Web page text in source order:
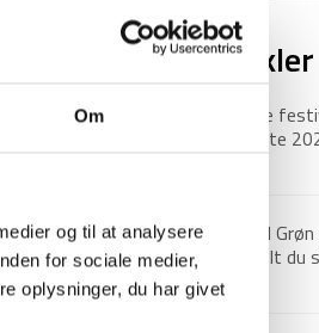
Om
og til at analysere
for sociale medier,
oplysninger, du har givet
vores test
Vandresokker test:
anskaffe dig et par
inden din næste vandretur?
Nyeste artikler
Roskilde
pakkeliste
bør have med
Guide til
2026: Alt du
inkl. pakkeliste
26. marts 2026